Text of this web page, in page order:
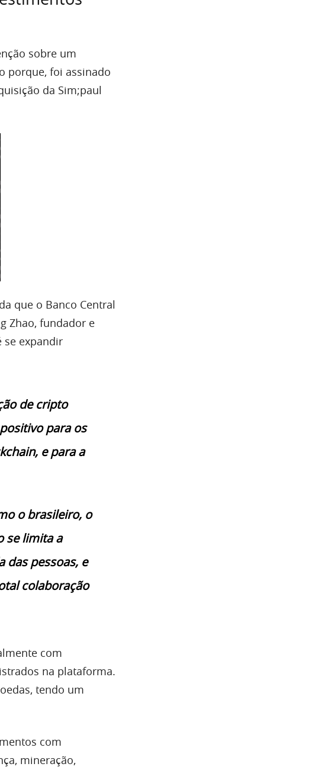
sobre um
porque, foi assinado
da Sim;paul
que o Banco Central
Zhao, fundador e
se expandir
de cripto
para os
e para a
o brasileiro, o
se limita a
pessoas, e
colaboração
com
na plataforma.
tendo um
com
mineração,